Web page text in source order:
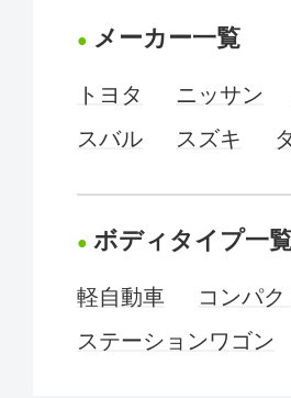
メーカー一覧
トヨタ ニッサン
スバル
スズキ
ボディタイプ一
軽自動車 コンパ
ステーションワゴン